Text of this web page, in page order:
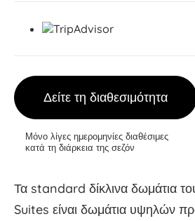
Δείτε τη διαθεσιμότητα
Μόνο λίγες ημερομηνίες διαθέσιμες
κατά τη διάρκεια της σεζόν
Τα standard δίκλινα δωμάτια
Suites είναι δωμάτια υψηλών